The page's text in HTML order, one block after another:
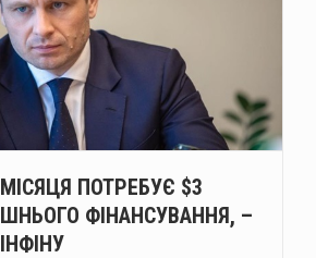
Морські дрони Magura знищили російський ЗРГК "Панцир-С1" у Криму
У Дністровському районі чоловік потрапив до лікарні після падіння з мотоцикла
ПОТРЕБУЄ $3
ФІНАНСУВАННЯ, –